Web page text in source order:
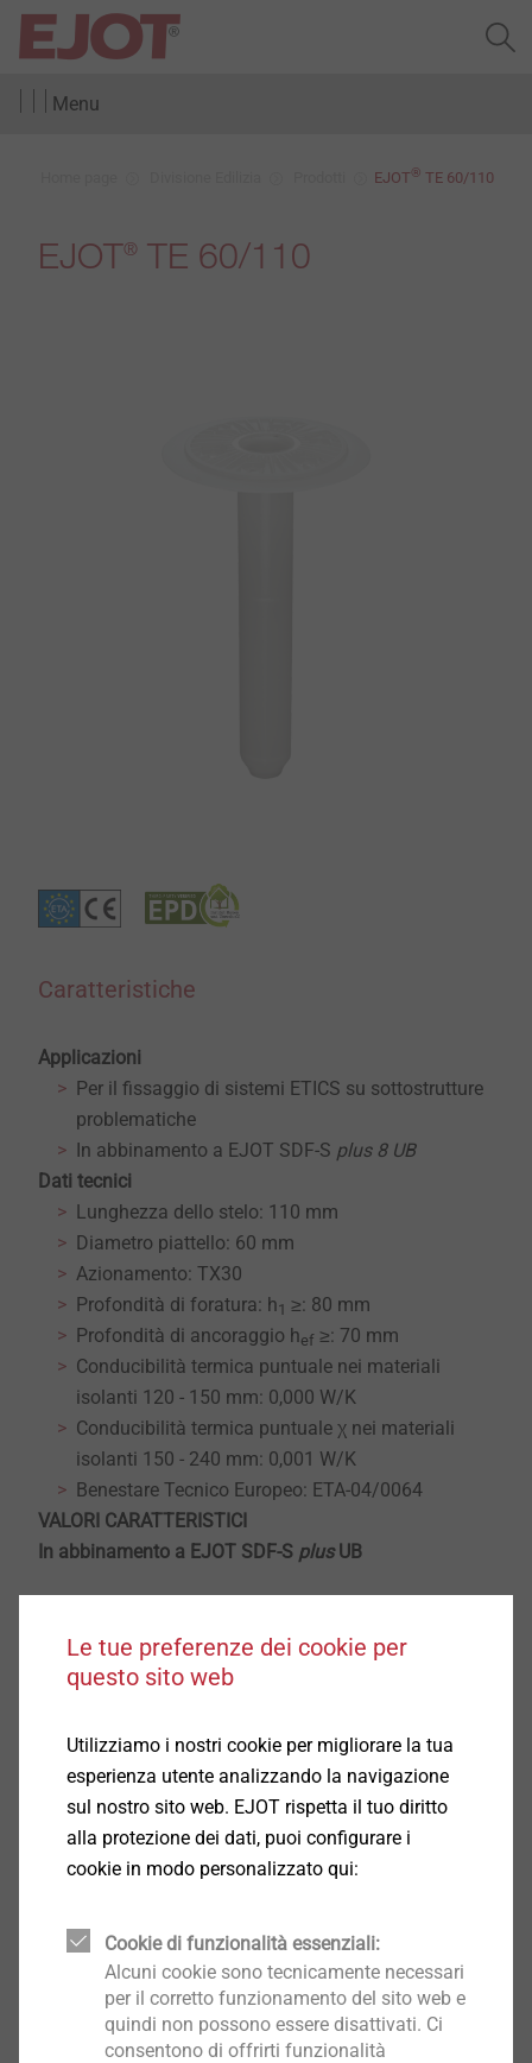
Menu
EJOT® TE 60/110
EJOT® TE 60/110
Caratteristiche
Applicazioni
Per il fissaggio di sistemi ETICS su sottostrutture
problematiche
In abbinamento a EJOT SDF-S plus 8 UB
Dati tecnici
Lunghezza dello stelo: 110 mm
Diametro piattello: 60 mm
Azionamento: TX30
Profondità di foratura: h1 ≥: 80 mm
Profondità di ancoraggio hef ≥: 70 mm
Conducibilità termica puntuale nei materiali
isolanti 120 - 150 mm: 0,000 W/K
Conducibilità termica puntuale χ nei materiali
isolanti 150 - 240 mm: 0,001 W/K
Benestare Tecnico Europeo: ETA-04/0064
​​​​​​VALORI CARATTERISTICI
In abbinamento a EJOT SDF-S plusUB
Calcestruzzo ≥ C 12/15 secondo EN 206-1: 1,5 kN
Calcestruzzo ≥ C 16/20 - C 50/60ºsecondo EN
Tipologia di supporto B:
Laterizio pieno secondo DIN 105:º1,5 kN
Blocco pieno in arenaria calcarea secondo DIN EN
106:º1,5 kN
Blocco pieno in calcestruzzo alleggerito secondo
Laterizio forato (Hlz) secondo DIN 105:º1,2 kN
Blocco forato in arenaria calcarea secondo DIN
EN 106:º1,5 kN
Blocco forato in calcestruzzo alleggerito secondo
Le tue preferenze dei cookie per
questo sito web
Utilizziamo i nostri cookie per migliorare la tua
esperienza utente analizzando la navigazione
sul nostro sito web. EJOT rispetta il tuo diritto
alla protezione dei dati, puoi configurare i
cookie in modo personalizzato qui:
Cookie di funzionalità essenziali:
Alcuni cookie sono tecnicamente necessari
per il corretto funzionamento del sito web e
quindi non possono essere disattivati. Ci
consentono di offrirti funzionalità